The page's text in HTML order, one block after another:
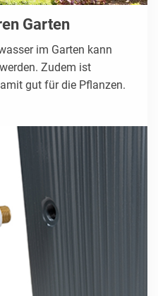
Garten
im Garten kann
Zudem ist
gut für die Pflanzen.